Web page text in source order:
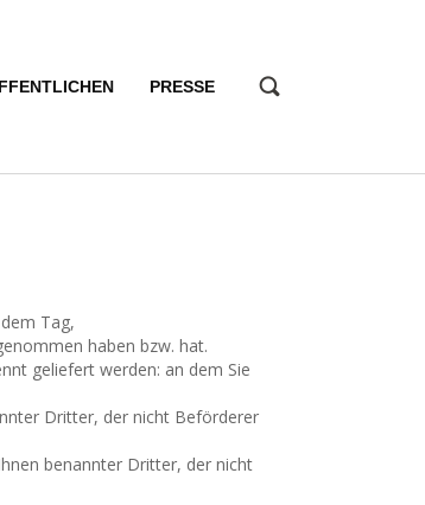
PRESSE
Tag,
haben bzw. hat.
geliefert werden: an dem Sie
Dritter, der nicht Beförderer
benannter Dritter, der nicht